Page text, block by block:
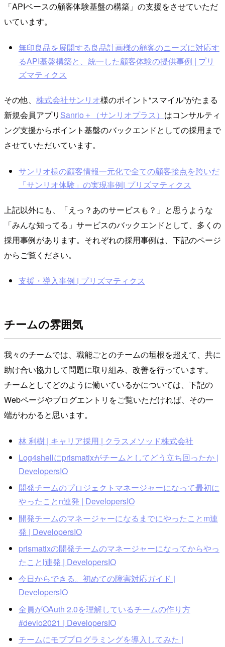
「APIベースの顧客体験基盤の構築」の支援をさせていただ
いています。
無印良品を展開する良品計画様の顧客のニーズに対応す
るAPI基盤構築と、統一した顧客体験の提供事例 | プリ
ズマティクス
その他、 株式会社サンリオ様のポイント“スマイル”がたまる
新規会員アプリ Sanrio＋（サンリオプラス） はコンサルティ
ング支援からポイント基盤のバックエンドとしての採用まで
させていただいています。
サンリオ様の顧客情報一元化で全ての顧客接点を跨いだ
「サンリオ体験」の実現事例| プリズマティクス
上記以外にも、「えっ？あのサービスも？」と思うような
「みんな知ってる」サービスのバックエンドとして、多くの
採用事例があります。それぞれの採用事例は、下記のページ
からご覧ください。
支援・導入事例 | プリズマティクス
チームの雰囲気
我々のチームでは、職能ごとのチームの垣根を超えて、共に
助け合い協力して問題に取り組み、改善を行っています。
チームとしてどのように働いているかについては、下記の
Webページやブログエントリをご覧いただければ、その一
端がわかると思います。
林 利樹 | キャリア採用 | クラスメソッド株式会社
Log4shellにprismatixがチームとしてどう立ち回ったか |
DevelopersIO
開発チームのプロジェクトマネージャーになって最初に
やったことn連発 | DevelopersIO
開発チームのマネージャーになるまでにやったことm連
発 | DevelopersIO
prismatixの開発チームのマネージャーになってからやっ
たことl連発 | DevelopersIO
今日からできる。初めての障害対応ガイド |
DevelopersIO
全員がOAuth 2.0を理解しているチームの作り方
#devio2021 | DevelopersIO
チームにモブプログラミングを導入してみた |